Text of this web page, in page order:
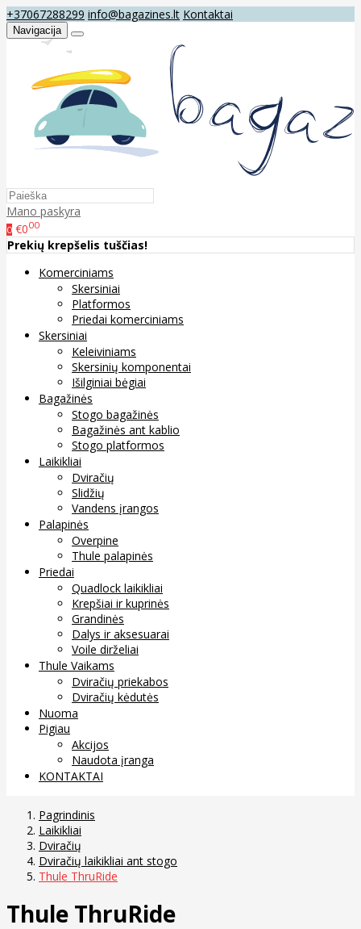
+37067288299 info@bagazines.lt Kontaktai
Navigacija
Mano paskyra
0 €000
Prekių krepšelis tuščias!
Komerciniams
Skersiniai
Platformos
Priedai komerciniams
Skersiniai
Keleiviniams
Skersinių komponentai
Išilginiai bėgiai
Bagažinės
Stogo bagažinės
Bagažinės ant kablio
Stogo platformos
Laikikliai
Dviračių
Slidžių
Vandens įrangos
Palapinės
Overpine
Thule palapinės
Priedai
Quadlock laikikliai
Krepšiai ir kuprinės
Grandinės
Dalys ir aksesuarai
Voile dirželiai
Thule Vaikams
Dviračių priekabos
Dviračių kėdutės
Nuoma
Pigiau
Akcijos
Naudota įranga
KONTAKTAI
Pagrindinis
Laikikliai
Dviračių
Dviračių laikikliai ant stogo
Thule ThruRide
Thule ThruRide